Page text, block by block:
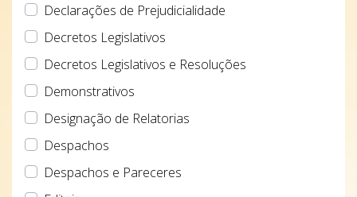
Declarações de Prejudicialidade
Decretos Legislativos
Decretos Legislativos e Resoluções
Demonstrativos
Designação de Relatorias
Despachos
Despachos e Pareceres